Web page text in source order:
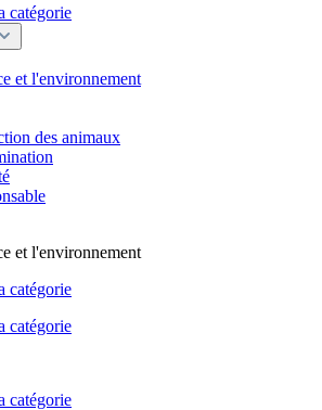
catégorie
et l'environnement
des animaux
et l'environnement
catégorie
catégorie
catégorie